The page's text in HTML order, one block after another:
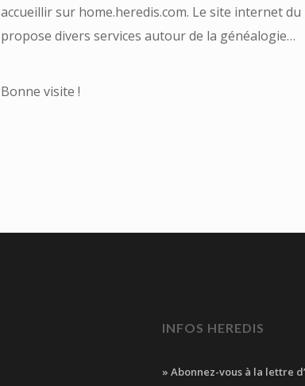
accueillir sur home.heredis.com. Le site internet du
propose divers services autour de la généalogie…
Bonne visite !
INFOS HEREDIS
» Abonnez-vous à la lettre